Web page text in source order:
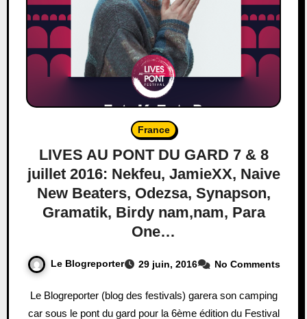
France
LIVES AU PONT DU GARD 7 & 8
juillet 2016: Nekfeu, JamieXX, Naive
New Beaters, Odezsa, Synapson,
Gramatik, Birdy nam,nam, Para
One…
Le Blogreporter 29 juin, 2016 No Comments
Le Blogreporter (blog des festivals) garera son camping
car sous le pont du gard pour la 6ème édition du Festival